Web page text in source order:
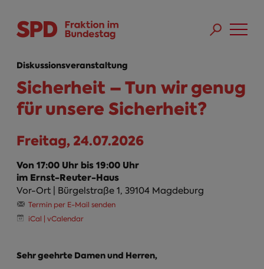
Diskussionsveranstaltung
Sicherheit – Tun wir genug
für unsere Sicherheit?
Freitag, 24.07.2026
Von 17:00 Uhr bis 19:00 Uhr
im Ernst-Reuter-Haus
Vor-Ort | Bürgelstraße 1, 39104 Magdeburg
Termin per E-Mail senden
iCal | vCalendar
Sehr geehrte Damen und Herren,